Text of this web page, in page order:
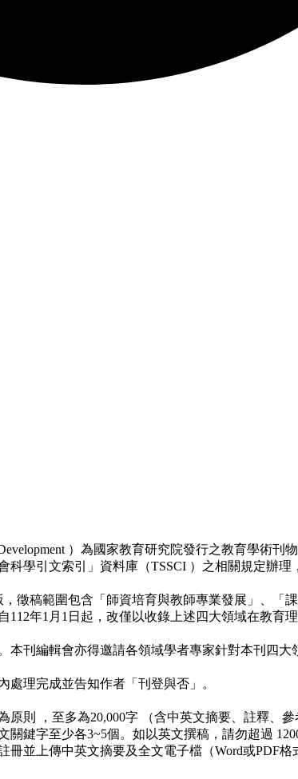
Development ）為國家教育研究院發行之教育學
學引文索引」資料庫（TSSCI ）之相關規定辦理
，徵稿範圍包含「師資培育與教師專業發展」、
年1月1日起，改僅以收錄上述四大領域在教
本刊編輯會亦得邀請各領域學者專家針對本刊四
處理完成並告知作者「刊登與否」。
原則 ，至多為20,000字 （含中英文摘要、註釋、
鍵字至少各3~5個。如以英文撰稿，請勿超過
冊並上傳中英文摘要及全文電子檔（Word或PDF